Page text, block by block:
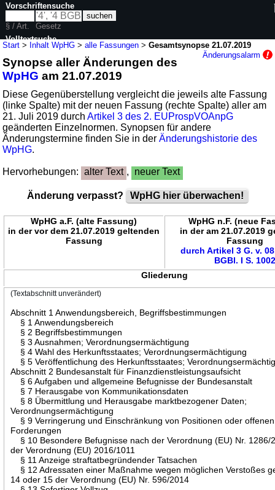
Start > Inhalt WpHG >alle Fassungen >Gesamtsynopse 21.07.2019
Änderungsalarm
Synopse aller Änderungen des
WpHG am 21.07.2019
Diese Gegenüberstellung vergleicht die jeweils alte Fassung
(linke Spalte) mit der neuen Fassung (rechte Spalte) aller am
21. Juli 2019 durchArtikel 3 des 2. EUProspVOAnpG
geänderten Einzelnormen. Synopsen für andere
Änderungstermine finden Sie in derÄnderungshistorie des
WpHG.
Hervorhebungen: alter Text , neuer Text
Änderung verpasst? WpHG hier überwachen!
WpHG a.F. (alte Fassung)
in der vor dem 21.07.2019 geltenden
Fassung
WpHG n.F. (neue
in der am 21.07.2019
Fassung
durch Artikel 3 G. v.
BGBl. I S. 1002
Gliederung
(Textabschnitt unverändert)
Abschnitt 1 Anwendungsbereich, Begriffsbestimmungen
§ 1 Anwendungsbereich
§ 2 Begriffsbestimmungen
§ 3 Ausnahmen; Verordnungsermächtigung
§ 4 Wahl des Herkunftsstaates; Verordnungsermächtigung
§ 5 Veröffentlichung des Herkunftsstaates;
Abschnitt 2 Bundesanstalt für Finanzdienstleistungsaufsicht
§ 6 Aufgaben und allgemeine Befugnisse der Bundesanstalt
§ 7 Herausgabe von Kommunikationsdaten
§ 8 Übermittlung und Herausgabe marktbezogener Daten;
Verordnungsermächtigung
§ 9 Verringerung und Einschränkung von Positionen oder offenen
Forderungen
§ 10 Besondere Befugnisse nach der Verordnung (EU) Nr. 1286/
der Verordnung (EU) 2016/1011
§ 11 Anzeige straftatbegründender Tatsachen
§ 12 Adressaten einer Maßnahme wegen möglichen Verstoßes
14 oder 15 der Verordnung (EU) Nr. 596/2014
Vorschriftensuche
§ / Art.
Gesetz
Volltextsuche
nur in WpHG